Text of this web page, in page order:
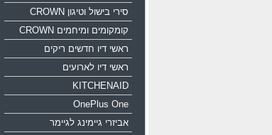
סירי בישול וטיגון CROWN
קומקומים ומיחמים CROWN
ראשי דיו חדשים ריקים
ראשי דיו לארועים
KITCHENAID
OnePlus One
אביזרי גיימינג לגיימר